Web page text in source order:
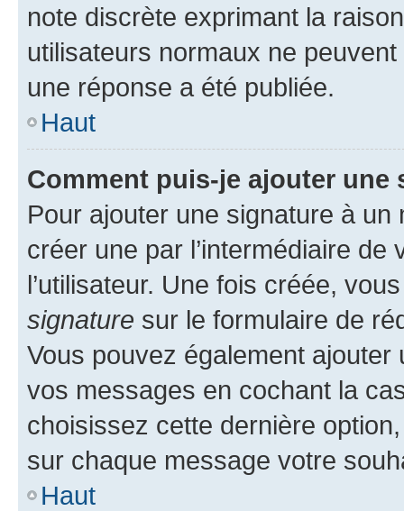
note discrète exprimant la
utilisateurs normaux ne
une réponse a été publiée.
Haut
Comment puis-je ajouter une
Pour ajouter une signature à un
créer une par l’intermédiaire
l’utilisateur. Une fois créée,
signature sur le formulaire de
Vous pouvez également
vos messages en cochant la
choisissez cette dernière
sur chaque message votre
Haut